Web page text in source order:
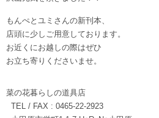
もんぺとユミさんの新刊本、
店頭に少しご用意しております。
お近くにお越しの際はぜひ
お立ち寄りくださいませ。
菜の花暮らしの道具店
TEL / FAX : 0465-22-2923